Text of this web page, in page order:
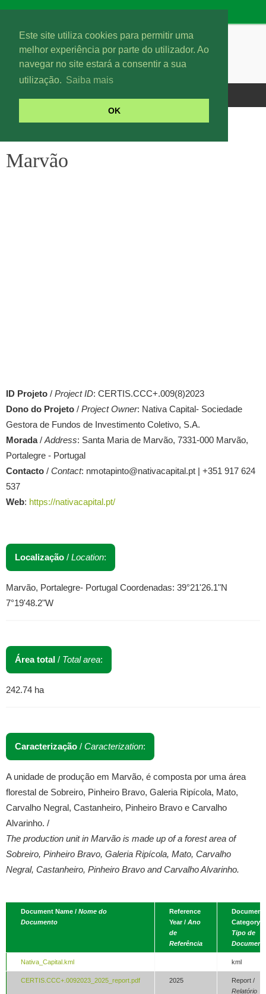
Este site utiliza cookies para permitir uma
melhor experiência por parte do utilizador. Ao
navegar no site estará a consentir a sua
utilização. Saiba mais
OK
Marvão
ID Projeto / Project ID: CERTIS.CCC+.009(8)2023
Dono do Projeto / Project Owner: Nativa Capital- Sociedade
Gestora de Fundos de Investimento Coletivo, S.A.
Morada/ Address: Santa Maria de Marvão, 7331-000 Marvão,
Portalegre - Portugal
Contacto / Contact: nmotapinto@nativacapital.pt | +351 917 624
537
Web: https://nativacapital.pt/
Localização / Location:
Marvão, Portalegre- Portugal Coordenadas: 39°21'26.1"N
7°19'48.2"W
Área total / Total area:
242.74 ha
Caracterização / Caracterization:
A unidade de produção em Marvão, é composta por uma área
florestal de Sobreiro, Pinheiro Bravo, Galeria Ripícola, Mato,
Carvalho Negral, Castanheiro, Pinheiro Bravo e Carvalho
Alvarinho. /
The production unit in Marvão is made up of a forest area of
Sobreiro, Pinheiro Bravo, Galeria Ripícola, Mato, Carvalho
Negral, Castanheiro, Pinheiro Bravo and Carvalho Alvarinho.
Document Name / Nome do
Documento
Reference
Year / Ano
de
Referência
Document
Category /
Tipo de
Nativa_Capital.kml kml
CERTIS.CCC+.0092023_2025_report.pdf 2025
Report /
Relatório